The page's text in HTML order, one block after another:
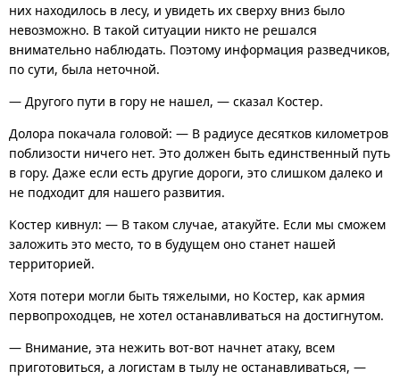
них находилось в лесу, и увидеть их сверху вниз было
невозможно. В такой ситуации никто не решался
внимательно наблюдать. Поэтому информация разведчиков,
по сути, была неточной.
— Другого пути в гору не нашел, — сказал Костер.
Долора покачала головой: — В радиусе десятков километров
поблизости ничего нет. Это должен быть единственный путь
в гору. Даже если есть другие дороги, это слишком далеко и
не подходит для нашего развития.
Костер кивнул: — В таком случае, атакуйте. Если мы сможем
заложить это место, то в будущем оно станет нашей
территорией.
Хотя потери могли быть тяжелыми, но Костер, как армия
первопроходцев, не хотел останавливаться на достигнутом.
— Внимание, эта нежить вот-вот начнет атаку, всем
приготовиться, а логистам в тылу не останавливаться, —